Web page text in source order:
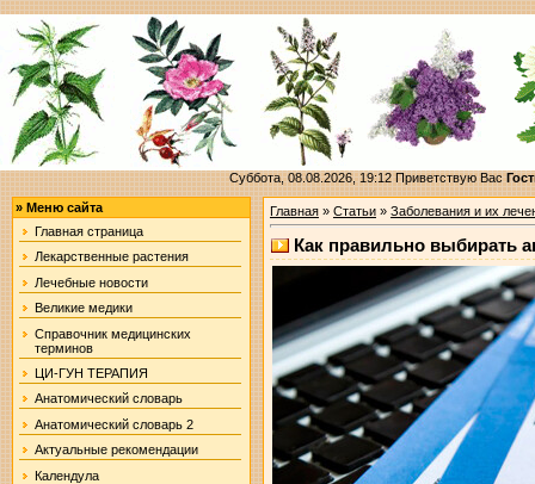
Суббота, 08.08.2026, 19:12Приветствую Вас
» Меню сайта
Главная страница
Лекарственные растения
Лечебные новости
Великие медики
Справочник медицинских
терминов
ЦИ-ГУН ТЕРАПИЯ
Анатомический словарь
Анатомический словарь 2
Актуальные рекомендации
Календула
Главная» Статьи» Заболевания и их
Как правильно выбирать